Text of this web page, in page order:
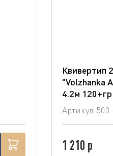
Квивертип
"Volzhanka
4.2м 120+гр
Артикул
1 210 р